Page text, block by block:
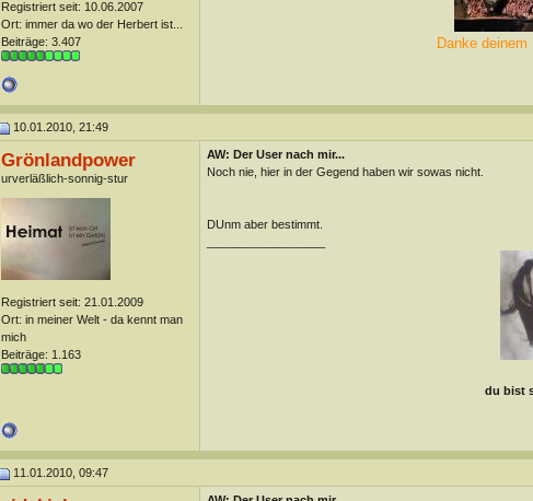
Registriert seit: 10.06.2007
Ort: immer da wo der Herbert ist...
Beiträge: 3.407
Danke deinem
10.01.2010, 21:49
Grönlandpower
urverläßlich-sonnig-stur
Registriert seit: 21.01.2009
Ort: in meiner Welt - da kennt man
mich
Beiträge: 1.163
AW: Der User nach mir...
Noch nie, hier in der Gegend haben wir sowas nicht.
DUnm aber bestimmt.
du bist
11.01.2010, 09:47